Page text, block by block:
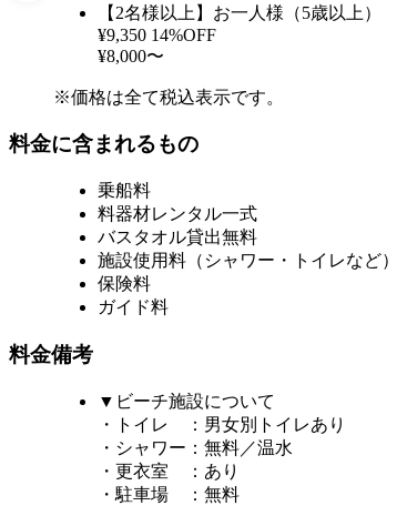
【2名様以上】お一人様（5歳以上）
¥9,350 14%OFF
¥8,000〜
※価格は全て税込表示です。
料金に含まれるもの
乗船料
料器材レンタル一式
バスタオル貸出無料
施設使用料（シャワー・トイレなど）
保険料
ガイド料
料金備考
▼ビーチ施設について
・トイレ ：男女別トイレあり
・シャワー：無料／温水
・更衣室 ：あり
・駐車場 ：無料